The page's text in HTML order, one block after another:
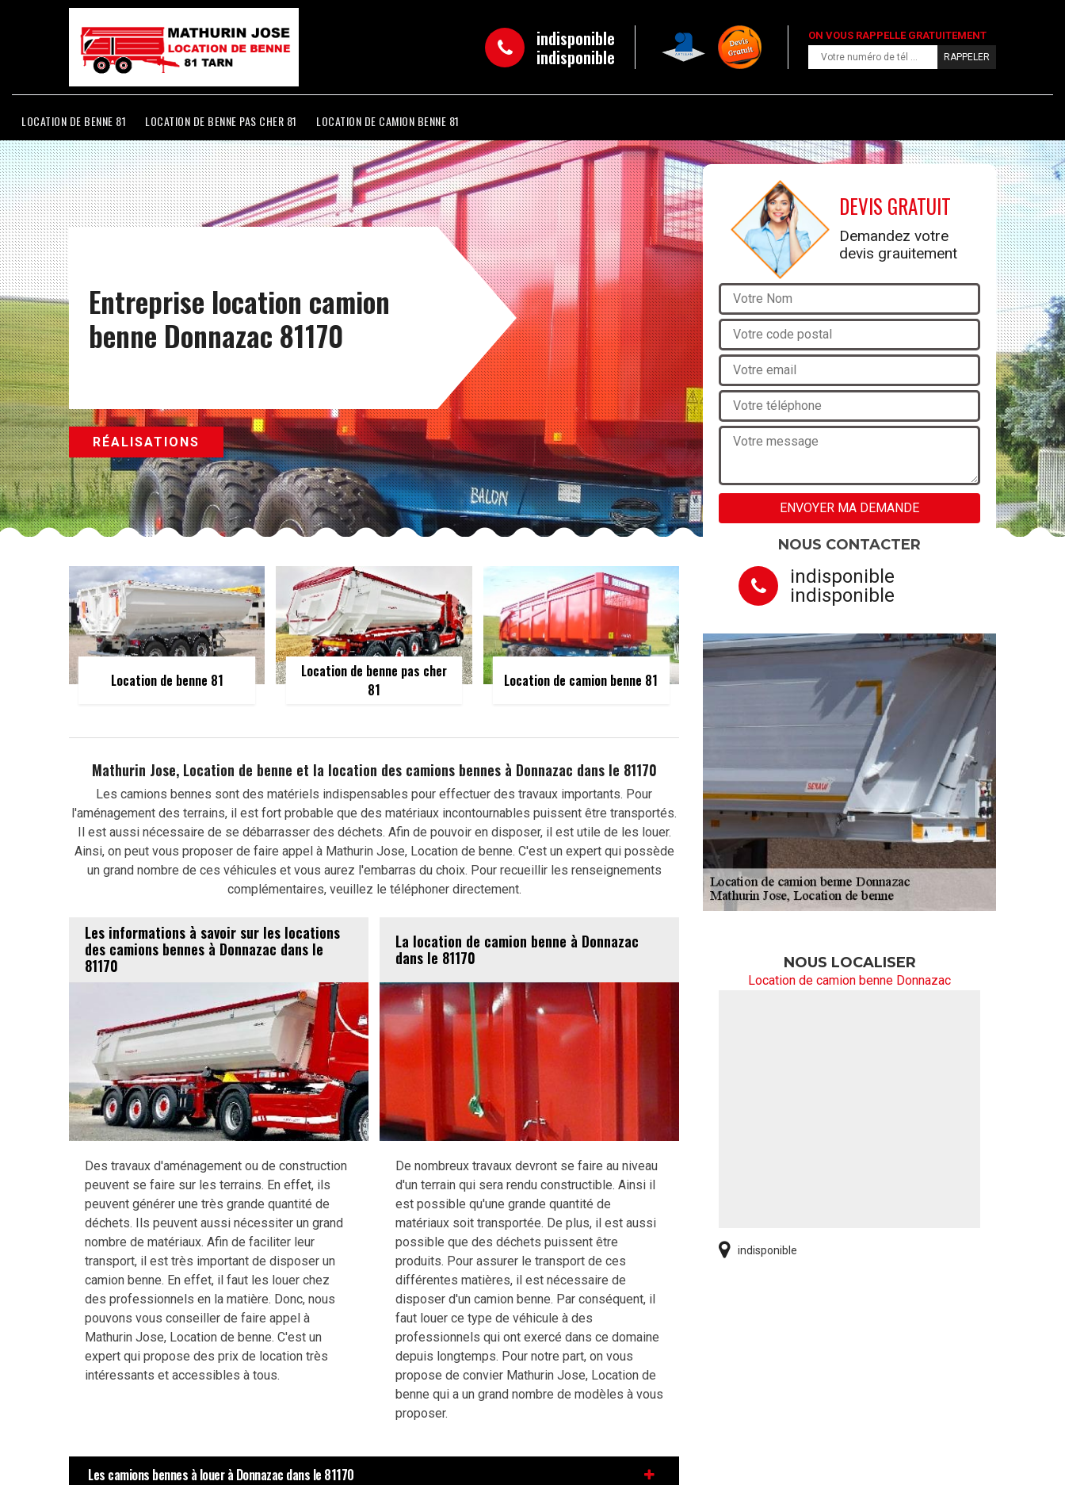
indisponible
indisponible
ON VOUS RAPPELLE GRATUITEMENT
LOCATION DE BENNE 81 LOCATION DE BENNE PAS CHER 81 LOCATION DE CAMION BENNE 81
Entreprise location camion
benne Donnazac 81170
RÉALISATIONS
Location de benne 81
Location de benne pas cher
81
Location de camion benne 81
Mathurin Jose, Location de benne et la location des camions bennes à Donnazac dans le 81170
Les camions bennes sont des matériels indispensables pour effectuer des travaux importants. Pour
l'aménagement des terrains, il est fort probable que des matériaux incontournables puissent être transportés.
Il est aussi nécessaire de se débarrasser des déchets. Afin de pouvoir en disposer, il est utile de les louer.
Ainsi, on peut vous proposer de faire appel à Mathurin Jose, Location de benne. C'est un expert qui possède
un grand nombre de ces véhicules et vous aurez l'embarras du choix. Pour recueillir les renseignements
complémentaires, veuillez le téléphoner directement.
Les informations à savoir sur les locations
des camions bennes à Donnazac dans le
81170
Des travaux d'aménagement ou de construction
peuvent se faire sur les terrains. En effet, ils
peuvent générer une très grande quantité de
déchets. Ils peuvent aussi nécessiter un grand
nombre de matériaux. Afin de faciliter leur
transport, il est très important de disposer un
camion benne. En effet, il faut les louer chez
des professionnels en la matière. Donc, nous
pouvons vous conseiller de faire appel à
Mathurin Jose, Location de benne. C'est un
expert qui propose des prix de location très
intéressants et accessibles à tous.
La location de camion benne à Donnazac
dans le 81170
De nombreux travaux devront se faire au niveau
d'un terrain qui sera rendu constructible. Ainsi il
est possible qu'une grande quantité de
matériaux soit transportée. De plus, il est aussi
possible que des déchets puissent être
produits. Pour assurer le transport de ces
différentes matières, il est nécessaire de
disposer d'un camion benne. Par conséquent, il
faut louer ce type de véhicule à des
professionnels qui ont exercé dans ce domaine
depuis longtemps. Pour notre part, on vous
propose de convier Mathurin Jose, Location de
benne qui a un grand nombre de modèles à vous
proposer.
Les camions bennes à louer à Donnazac dans le 81170
DEVIS GRATUIT
Demandez votre
devis grauitement
NOUS CONTACTER
indisponible
indisponible
NOUS LOCALISER
Location de camion benne Donnazac
indisponible